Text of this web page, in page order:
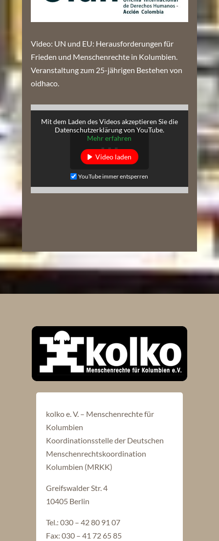
Video: UN und EU: Herausforderungen für
Frieden und Menschenrechte in Kolumbien.
Veranstaltung zum 25-jährigen Bestehen von
oidhaco.
Mit dem Laden des Videos akzeptieren Sie die
Datenschutzerklärung von YouTube.
Mehr erfahren
Video laden
YouTube immer entsperren
kolko e. V. – Menschenrechte für
Kolumbien
Koordinationsstelle der Deutschen
Menschenrechtskoordination
Kolumbien (MRKK)
Greifswalder Str. 4
10405 Berlin
Tel.: 030 – 42 80 91 07
Fax: 030 – 41 72 65 85